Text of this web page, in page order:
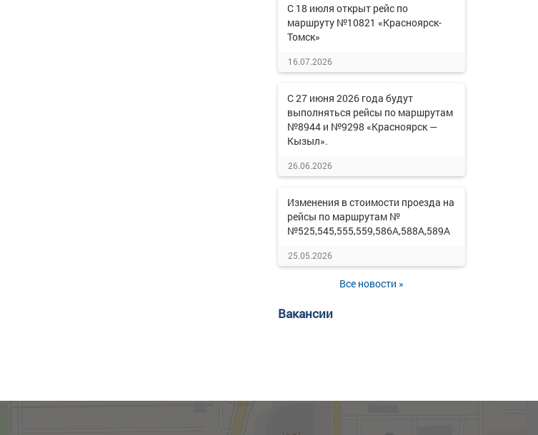
С 18 июля открыт рейс по
маршруту №10821 «Красноярск-
Томск»
16.07.2026
С 27 июня 2026 года будут
выполняться рейсы по маршрутам
№8944 и №9298 «Красноярск —
Кызыл».
26.06.2026
Изменения в стоимости проезда на
рейсы по маршрутам №
№525,545,555,559,586А,588А,589А
25.05.2026
Все новости »
Вакансии